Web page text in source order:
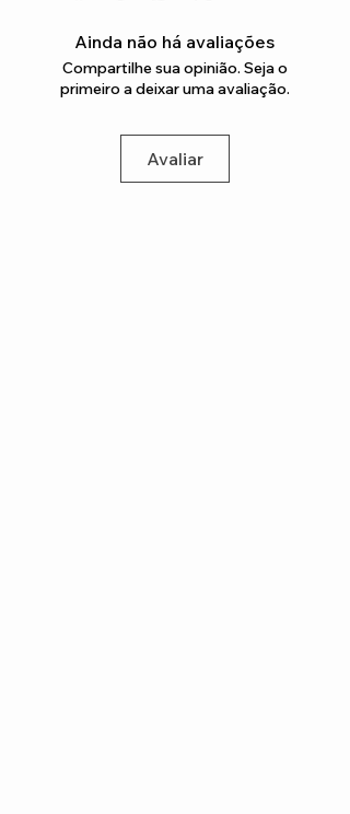
compartimento principal oferece
amplo espaço para todos os seus
itens essenciais
Ainda não há avaliações
Compartilhe sua opinião. Seja o
primeiro a deixar uma avaliação.
Avaliar